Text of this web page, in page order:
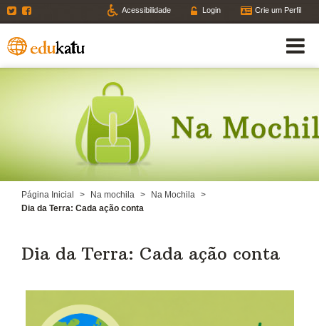
Twitter Acessibilidade Login Crie um Perfil
Página Inicial > Na mochila > Na Mochila >
Dia da Terra: Cada ação conta
Dia da Terra: Cada ação conta